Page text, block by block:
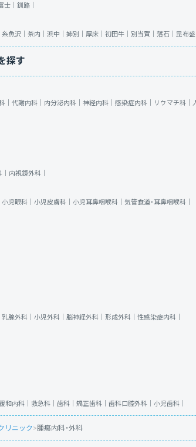
士｜ 釧路｜
糸魚沢｜ 茶内｜ 浜中｜ 姉別｜ 厚床｜ 初田牛｜ 別当賀｜ 落石｜ 昆布盛
探す
｜ 代謝内科｜ 内分泌内科｜ 神経内科｜ 感染症内科｜ リウマチ科｜
内視鏡外科｜
小児眼科｜ 小児皮膚科｜ 小児耳鼻咽喉科｜ 気管食道・耳鼻咽喉科｜
乳腺外科｜ 小児外科｜ 脳神経外科｜ 形成外科｜ 性感染症内科｜
和内科｜ 救急科｜ 歯科｜ 矯正歯科｜ 歯科口腔外科｜ 小児歯科｜
リニック>腫瘍内科・外科